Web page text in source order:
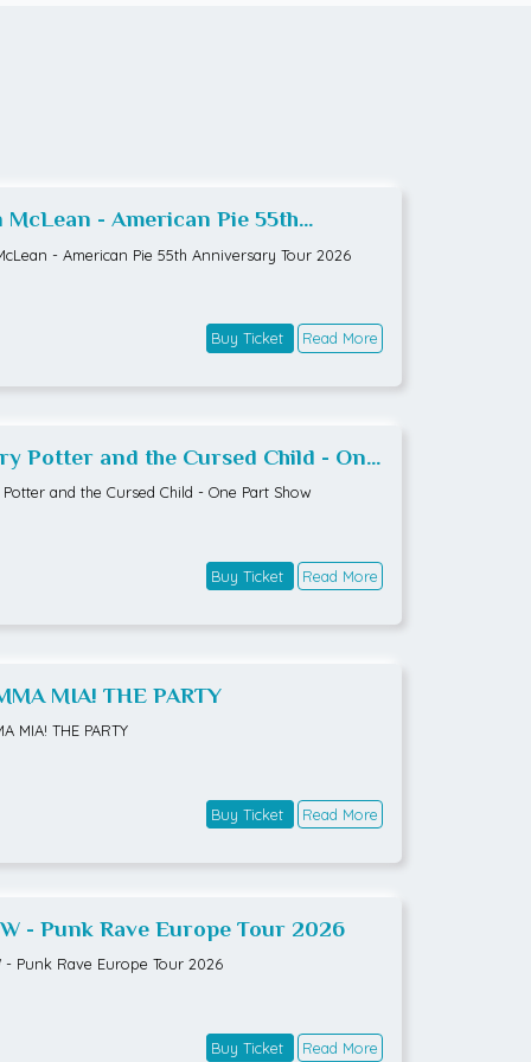
McLean - American Pie 55th
Tour 2026
- American Pie 55th Anniversary Tour 2026
Buy Ticket Read More
Potter and the Cursed Child - One
and the Cursed Child - One Part Show
Buy Ticket Read More
MIA! THE PARTY
MIA! THE PARTY
Buy Ticket Read More
- Punk Rave Europe Tour 2026
- Punk Rave Europe Tour 2026
Buy Ticket Read More